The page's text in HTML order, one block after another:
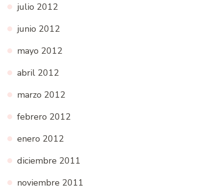
julio 2012
junio 2012
mayo 2012
abril 2012
marzo 2012
febrero 2012
enero 2012
diciembre 2011
noviembre 2011